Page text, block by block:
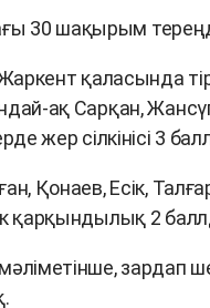
30 шақырым
қаласында
ақ Сарқан,
жер сілкінісі 3
Қонаев, Есік,
қарқындылық 2
зардап